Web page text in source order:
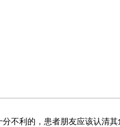
屑病...
利的，患者朋友应该认清其